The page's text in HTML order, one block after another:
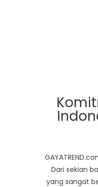
Dari sekian
yang sangat